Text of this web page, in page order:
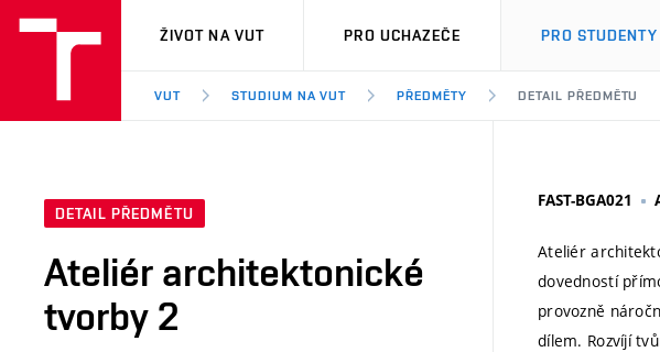
VUT
ŽIVOT NA VUT PRO UCHAZEČE PRO STUDENTY
VUT STUDIUM NA VUT PŘEDMĚTY DETAIL PŘEDMĚTU
DETAIL PŘEDMĚTU
Ateliér architektonické
tvorby 2
FAST-BGA021
Ateliér
dovedností
provozně
dílem. Rozvíjí